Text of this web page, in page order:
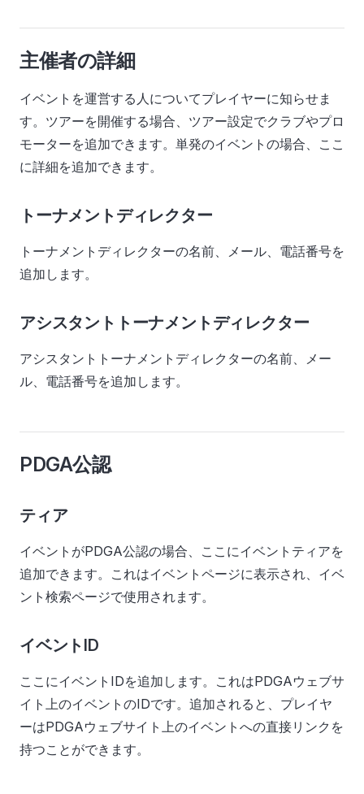
主催者の詳細
イベントを運営する人についてプレイヤーに知らせま
す。ツアーを開催する場合、ツアー設定でクラブやプロ
モーターを追加できます。単発のイベントの場合、ここ
に詳細を追加できます。
トーナメントディレクター
トーナメントディレクターの名前、メール、電話番号を
追加します。
アシスタントトーナメントディレクター
アシスタントトーナメントディレクターの名前、メー
ル、電話番号を追加します。
PDGA公認
ティア
イベントがPDGA公認の場合、ここにイベントティアを
追加できます。これはイベントページに表示され、イベ
ント検索ページで使用されます。
イベントID
ここにイベントIDを追加します。これはPDGAウェブサ
イト上のイベントのIDです。追加されると、プレイヤ
ーはPDGAウェブサイト上のイベントへの直接リンクを
持つことができます。